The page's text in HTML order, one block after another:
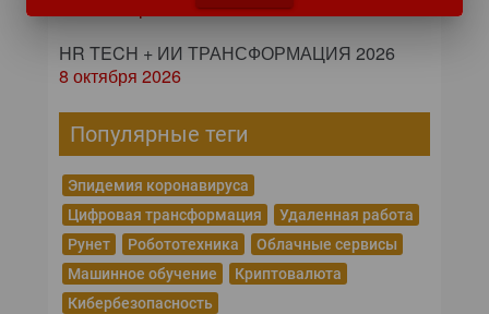
24 сентября 2026
HR TECH + ИИ ТРАНСФОРМАЦИЯ 2026
8 октября 2026
Популярные теги
Эпидемия коронавируса
Цифровая трансформация
Удаленная работа
Рунет
Робототехника
Облачные сервисы
Машинное обучение
Криптовалюта
Кибербезопасность